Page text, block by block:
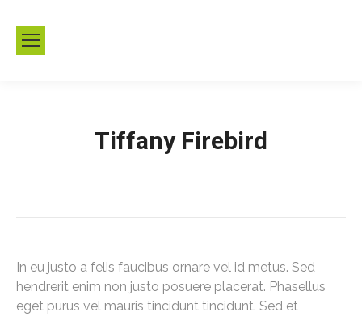
Tiffany Firebird
In eu justo a felis faucibus ornare vel id metus. Sed
hendrerit enim non justo posuere placerat. Phasellus
eget purus vel mauris tincidunt tincidunt. Sed et